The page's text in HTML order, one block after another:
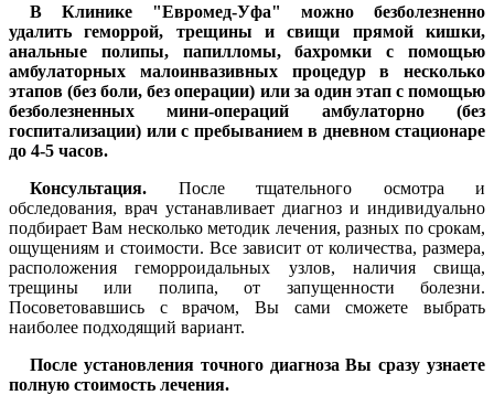
В Клинике "Евромед-Уфа" можно безболезненно
удалить геморрой, трещины и свищи прямой кишки,
анальные полипы, папилломы, бахромки с помощью
амбулаторных малоинвазивных процедур в несколько
этапов (без боли, без операции) или за один этап с помощью
безболезненных мини-операций амбулаторно (без
госпитализации) или с пребыванием в дневном стационаре
до 4-5 часов.
Консультация. После тщательного осмотра и
обследования, врач устанавливает диагноз и индивидуально
подбирает Вам несколько методик лечения, разных по срокам,
ощущениям и стоимости. Все зависит от количества, размера,
расположения геморроидальных узлов, наличия свища,
трещины или полипа, от запущенности болезни.
Посоветовавшись с врачом, Вы сами сможете выбрать
наиболее подходящий вариант.
После установления точного диагноза Вы сразу узнаете
полную стоимость лечения.